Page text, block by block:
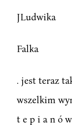
JLudwika
Falka
. jest teraz
wszelkim
t e p i a n ó